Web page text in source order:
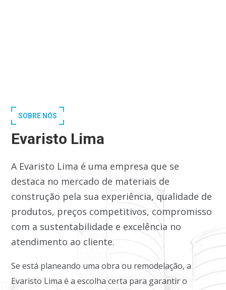
SOBRE NÓS
Evaristo Lima
A Evaristo Lima é uma empresa que se
destaca no mercado de materiais de
construção pela sua experiência, qualidade de
produtos, preços competitivos, compromisso
com a sustentabilidade e excelência no
atendimento ao cliente.
Se está planeando uma obra ou remodelação, a
Evaristo Lima é a escolha certa para garantir o